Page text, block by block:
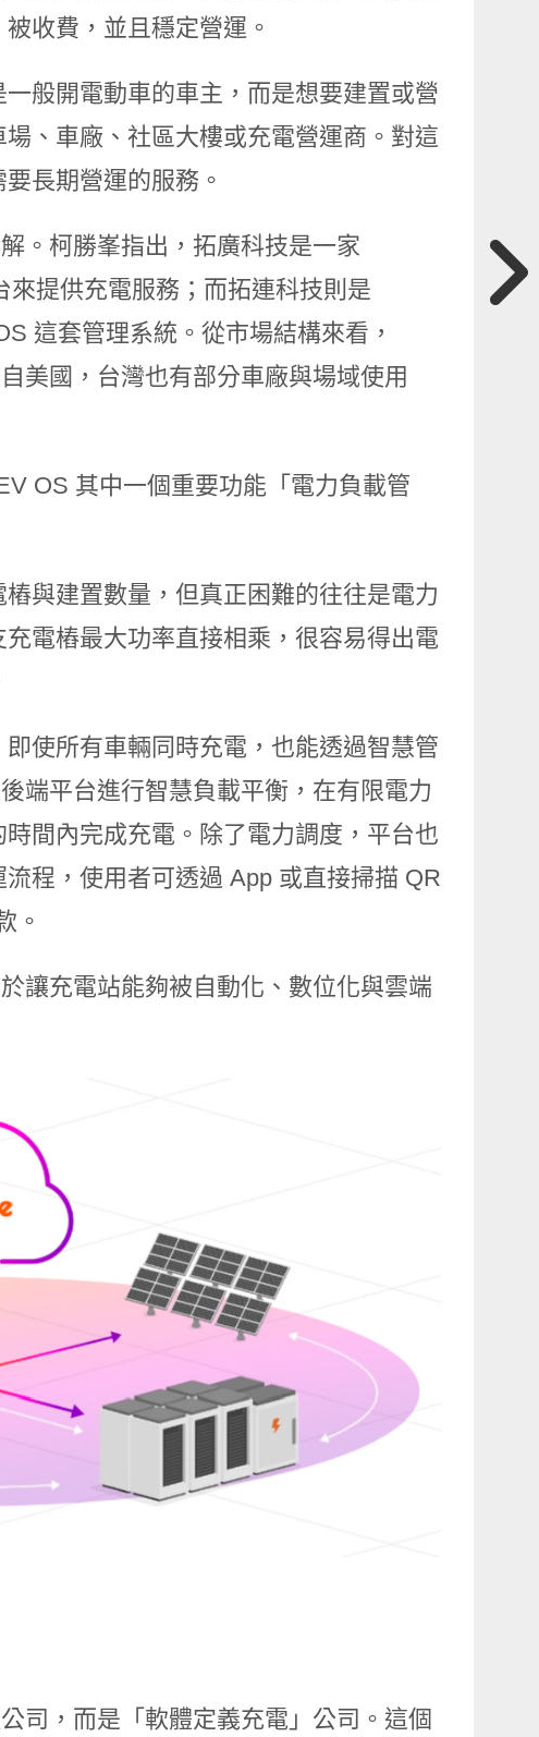
收費，並且穩定營運。
般開電動車的車主，而是想要建置或營
、車廠、社區大樓或充電營運商。對這
長期營運的服務。
。柯勝峯指出，拓廣科技是一家
提供充電服務；而拓連科技則是
這套管理系統。從市場結構來看，
美國，台灣也有部分車廠與場域使用
OS 其中一個重要功能「電力負載管
與建置數量，但真正困難的往往是電力
電樁最大功率直接相乘，很容易得出電
使所有車輛同時充電，也能透過智慧管
端平台進行智慧負載平衡，在有限電力
間內完成充電。除了電力調度，平台也
程，使用者可透過 App 或直接掃描 QR
。
讓充電站能夠被自動化、數位化與雲端
司，而是「軟體定義充電」公司。這個